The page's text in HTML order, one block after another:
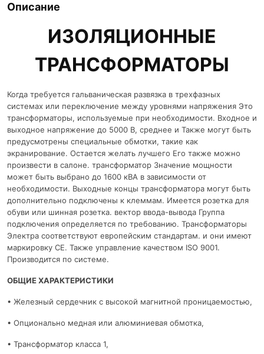
Описание
ИЗОЛЯЦИОННЫЕ
ТРАНСФОРМАТОРЫ
Когда требуется гальваническая развязка в трехфазных
системах или переключение между уровнями напряжения Это
трансформаторы, используемые при необходимости. Входное и
выходное напряжение до 5000 В, среднее и Также могут быть
предусмотрены специальные обмотки, такие как
экранирование. Остается желать лучшего Его также можно
произвести в салоне. трансформатор Значение мощности
может быть выбрано до 1600 кВА в зависимости от
необходимости. Выходные концы трансформатора могут быть
дополнительно подключены к клеммам. Имеется розетка для
обуви или шинная розетка. вектор ввода-вывода Группа
подключения определяется по требованию. Трансформаторы
Электра соответствуют европейским стандартам. и они имеют
маркировку CE. Также управление качеством ISO 9001.
Производится по системе.
ОБЩИЕ ХАРАКТЕРИСТИКИ
• Железный сердечник с высокой магнитной проницаемостью,
• Опционально медная или алюминиевая обмотка,
• Трансформатор класса 1,